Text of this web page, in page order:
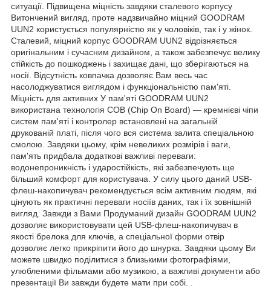
ситуації. Підвищена міцність завдяки сталевого корпусу
Витончений вигляд, проте надзвичайно міцний GOODRAM
UUN2 користується популярністю як у чоловіків, так і у жінок.
Сталевий, міцний корпус GOODRAM UUN2 відрізняється
оригінальним і сучасним дизайном, а також забезпечує велику
стійкість до пошкоджень і захищає дані, що зберігаються на
носії. Відсутність ковпачка дозволяє Вам весь час
насолоджуватися виглядом і функціональністю пам'яті.
Міцність для активних У пам'яті GOODRAM UUN2
використана технологія COB (Chip On Board) — кремнієві чіпи
систем пам'яті і контролер встановлені на загальній
друкованій платі, після чого вся система залита спеціальною
смолою. Завдяки цьому, крім невеликих розмірів і ваги,
пам'ять придбала додаткові важливі переваги:
водонепроникність і ударостійкість, які забезпечують ще
більший комфорт для користувача. У силу цього даний USB-
флеш-накопичувач рекомендується всім активним людям, які
цінують як практичні переваги носіїв даних, так і їх зовнішній
вигляд. Завжди з Вами Продуманий дизайн GOODRAM UUN2
дозволяє використовувати цей USB-флеш-накопичувач в
якості брелока для ключів, а спеціальної форми отвір
дозволяє легко прикріпити його до шнурка. Завдяки цьому Ви
можете швидко поділитися з близькими фотографіями,
улюбленими фільмами або музикою, а важливі документи або
презентації Ви завжди будете мати при собі. .